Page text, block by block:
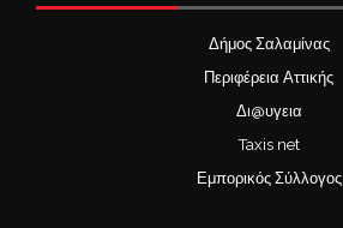
Δήμος Σαλαμίνας
Περιφέρεια Αττικής
Δι@υγεια
Taxis net
Εμπορικός Σύλλογος